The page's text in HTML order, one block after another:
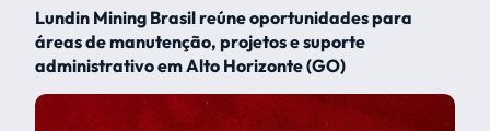
Lundin Mining Brasil reúne oportunidades para
áreas de manutenção, projetos e suporte
administrativo em Alto Horizonte (GO)